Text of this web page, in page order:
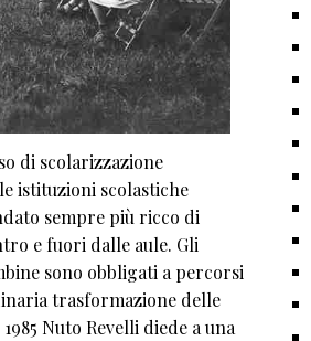
di scolarizzazione
istituzioni scolastiche
sempre più ricco di
e fuori dalle aule. Gli
sono obbligati a percorsi
trasformazione delle
Nuto Revelli diede a una